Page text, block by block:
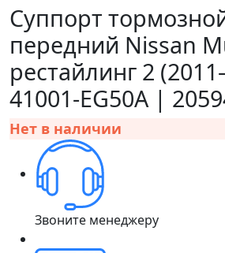
Суппорт
передний Nissan
рестайлинг 2
41001-EG50A |
Нет в наличии
Звоните менеджеру